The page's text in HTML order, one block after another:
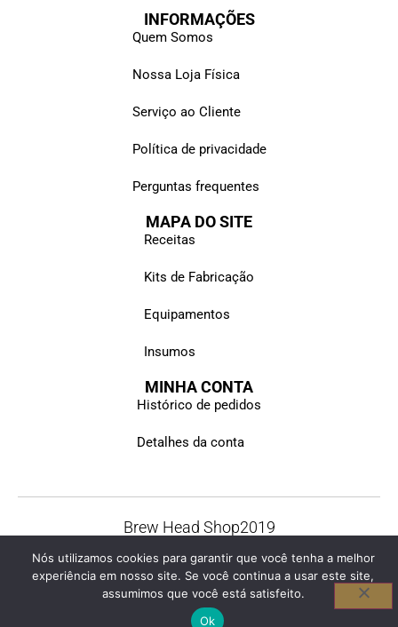
INFORMAÇÕES
Quem Somos
Nossa Loja Física
Serviço ao Cliente
Política de privacidade
Perguntas frequentes
MAPA DO SITE
Receitas
Kits de Fabricação
Equipamentos
Insumos
MINHA CONTA
Histórico de pedidos
Detalhes da conta
Brew Head Shop2019
© Todos os direitos reservados
Nós utilizamos cookies para garantir que você tenha a melhor
experiência em nosso site. Se você continua a usar este site,
assumimos que você está satisfeito.
Ok